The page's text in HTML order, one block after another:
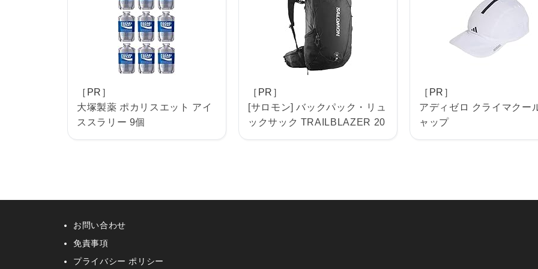
［PR］
大塚製薬 ポカリスエット アイ
ススラリー 9個
［PR］
[サロモン] バックパック・リュ
ックサック TRAILBLAZER 20
［PR］
アディゼロ クライマクー
ャップ
お問い合わせ
免責事項
プライバシー ポリシー